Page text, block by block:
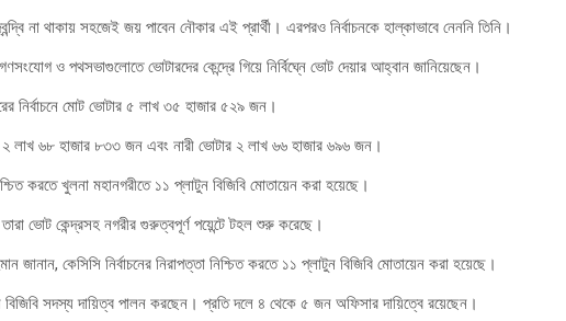
না থাকায় সহজেই জয় পাবেন নৌকার এই প্রার্থী। এরপরও নির্বাচনকে হাল্কাভাবে নেননি তিনি।
ও পথসভাগুলোতে ভোটারদের কেন্দ্রে গিয়ে নির্বিঘ্নে ভোট দেয়ার আহ্বান জানিয়েছেন।
নির্বাচনে মোট ভোটার ৫ লাখ ৩৫ হাজার ৫২৯ জন।
লাখ ৬৮ হাজার ৮৩৩ জন এবং নারী ভোটার ২ লাখ ৬৬ হাজার ৬৯৬ জন।
করতে খুলনা মহানগরীতে ১১ প্লাটুন বিজিবি মোতায়েন করা হয়েছে।
তারা ভোট কেন্দ্রসহ নগরীর গুরুত্বপূর্ণ পয়েন্টে টহল শুরু করেছে।
জানান, কেসিসি নির্বাচনের নিরাপত্তা নিশ্চিত করতে ১১ প্লাটুন বিজিবি মোতায়েন করা হয়েছে।
সদস্য দায়িত্ব পালন করছেন। প্রতি দলে ৪ থেকে ৫ জন অফিসার দায়িত্বে রয়েছেন।